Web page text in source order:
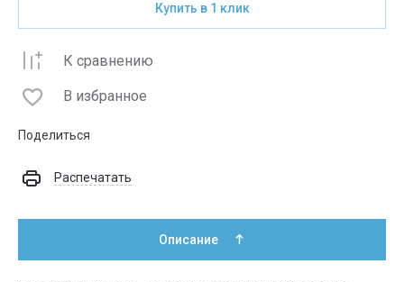
Купить в 1 клик
К сравнению
В избранное
Поделиться
Распечатать
Описание